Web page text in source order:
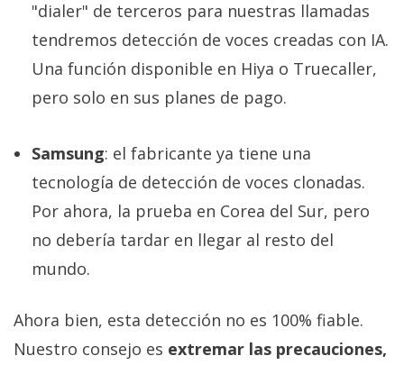
"dialer" de terceros para nuestras llamadas
tendremos detección de voces creadas con IA.
Una función disponible en Hiya o Truecaller,
pero solo en sus planes de pago.
Samsung: el fabricante ya tiene una
tecnología de detección de voces clonadas.
Por ahora, la prueba en Corea del Sur, pero
no debería tardar en llegar al resto del
mundo.
Ahora bien, esta detección no es 100% fiable.
Nuestro consejo es extremar las precauciones,